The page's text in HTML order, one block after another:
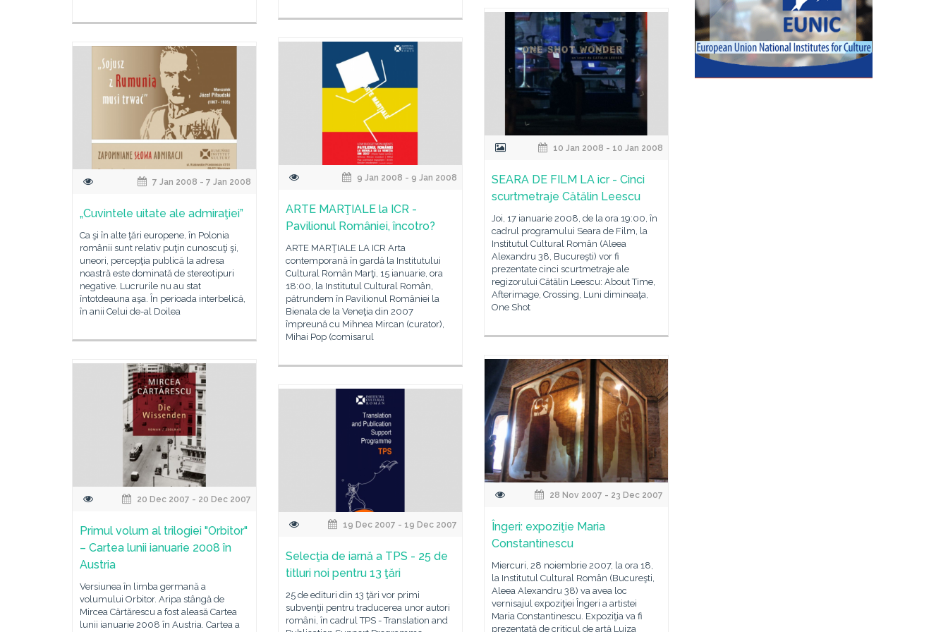
10 Jan 2008 - 10 Jan 2008
SEARA DE FILM LA icr - Cinci
scurtmetraje Cătălin Leescu
Joi, 17 ianuarie 2008, de la ora 19:00, în
cadrul programului Seara de Film, la
Institutul Cultural Român (Aleea
Alexandru 38, Bucureşti) vor fi
prezentate cinci scurtmetraje ale
regizorului Cătălin Leescu: About Time,
Afterimage, Crossing, Luni dimineaţa,
One Shot
9 Jan 2008 - 9 Jan 2008
ARTE MARŢIALE la ICR -
Pavilionul României, încotro?
ARTE MARŢIALE LA ICR Arta
contemporană în gardă la Institutului
Cultural Român Marţi, 15 ianuarie, ora
18:00, la Institutul Cultural Român,
pătrundem în Pavilionul României la
Bienala de la Veneţia din 2007
împreună cu Mihnea Mircan (curator),
Mihai Pop (comisarul
7 Jan 2008 - 7 Jan 2008
„Cuvintele uitate ale admiraţiei”
Ca şi în alte ţări europene, în Polonia
românii sunt relativ puţin cunoscuţi şi,
uneori, percepţia publică la adresa
noastră este dominată de stereotipuri
negative. Lucrurile nu au stat
întotdeauna aşa. În perioada interbelică,
în anii Celui de-al Doilea
28 Nov 2007 - 23 Dec 2007
Îngeri: expoziţie Maria
Constantinescu
Miercuri, 28 noiembrie 2007, la ora 18,
la Institutul Cultural Român (Bucureşti,
Aleea Alexandru 38) va avea loc
vernisajul expoziţiei Îngeri a artistei
Maria Constantinescu. Expoziţia va fi
prezentată de criticul de artă Luiza
20 Dec 2007 - 20 Dec 2007
Primul volum al trilogiei "Orbitor"
– Cartea lunii ianuarie 2008 în
Austria
Versiunea în limba germană a
volumului Orbitor. Aripa stângă de
Mircea Cărtărescu a fost aleasă Cartea
lunii ianuarie 2008 în Austria. Cartea a
19 Dec 2007 - 19 Dec 2007
Selecţia de iarnă a TPS - 25 de
titluri noi pentru 13 ţări
25 de edituri din 13 ţări vor primi
subvenţii pentru traducerea unor autori
români, în cadrul TPS - Translation and